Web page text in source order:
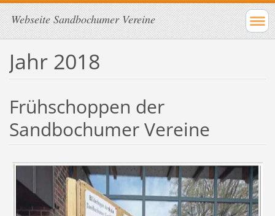
Webseite Sandbochumer Vereine
Jahr 2018
Frühschoppen der
Sandbochumer Vereine